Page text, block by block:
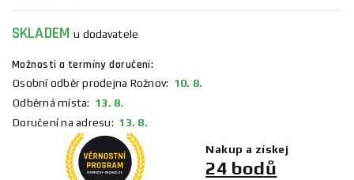
SKLADEMu dodavatele
Možnosti a termíny doručení:
Osobní odběr prodejna Rožnov: 10. 8.
Odběrná místa: 13. 8.
Doručení na adresu: 13. 8.
Nakup a získej
24 bodů